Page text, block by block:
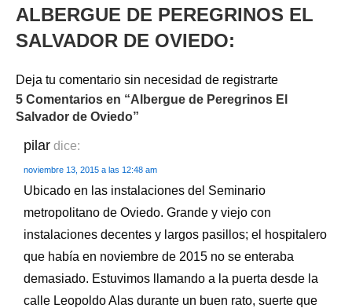
ALBERGUE DE PEREGRINOS EL
SALVADOR DE OVIEDO:
Deja tu comentario sin necesidad de registrarte
5 Comentarios en “Albergue de Peregrinos El
Salvador de Oviedo”
pilar dice:
noviembre 13, 2015 a las 12:48 am
Ubicado en las instalaciones del Seminario
metropolitano de Oviedo. Grande y viejo con
instalaciones decentes y largos pasillos; el hospitalero
que había en noviembre de 2015 no se enteraba
demasiado. Estuvimos llamando a la puerta desde la
calle Leopoldo Alas durante un buen rato, suerte que